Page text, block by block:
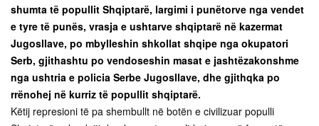
shumta të popullit Shqiptarë, largimi i punëtorve nga vendet
e tyre të punës, vrasja e ushtarve shqiptarë në kazermat
Jugosllave, po mbylleshin shkollat shqipe nga okupatori
Serb, gjithashtu po vendoseshin masat e jashtëzakonshme
nga ushtria e policia Serbe Jugosllave, dhe gjithqka po
rrënohej në kurriz të popullit shqiptarë.
Këtij represioni të pa shembullt në botën e civilizuar populli